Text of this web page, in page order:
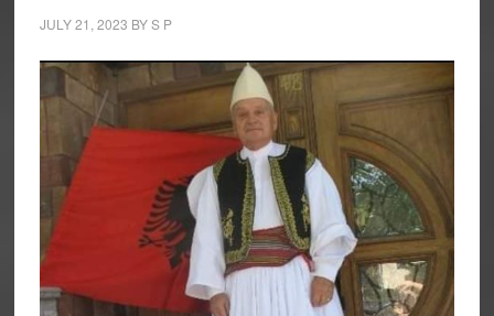
JULY 21, 2023 BYS P